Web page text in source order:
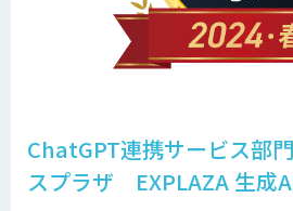
ChatGPT連携サービス部
スプラザ EXPLAZA 生成